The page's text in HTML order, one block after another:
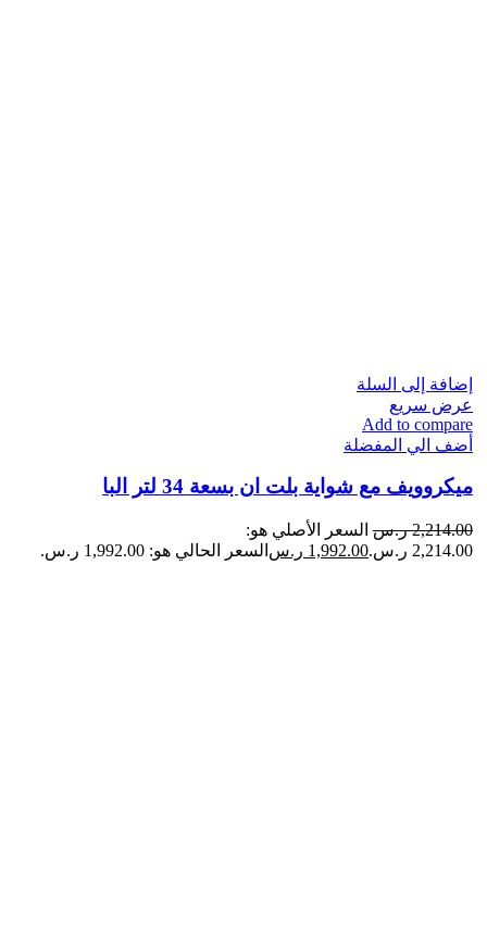
إضافة إلى السلة
عرض سريع
Add to compare
أضف الي المفضلة
ميكروويف مع شواية بلت ان بسعة 34 لتر البا
2,214.00 ر.س السعر الأصلي هو:
2,214.00 ر.س.
1,992.00 ر.س السعر الحالي هو: 1,992.00 ر.س.